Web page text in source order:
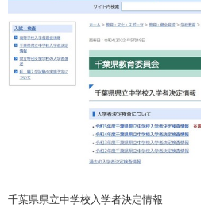
千葉県県立中学校入学者決定情報